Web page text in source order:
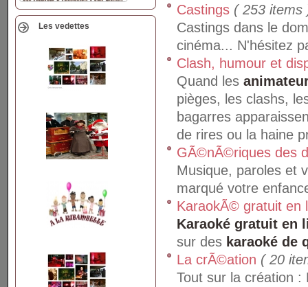
Les vedettes
Castings ( 253 items
Castings dans le
cinéma... N'hésitez
Clash, humour et
Quand les
pièges, les clashs,
bagarres
de rires ou la haine
GÃ©nÃ©riques des
Musique, paroles et
marqué votre
KaraokÃ© gratuit en
Karaoké gratuit en
sur des karaoké de
La crÃ©ation ( 20
Tout sur la création :